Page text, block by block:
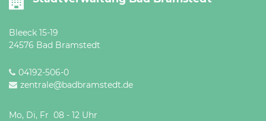
Öffnungszeiten
Vereinbarung.
Bleeck 15-19
24576 Bad Bramstedt
04192-506-0
zentrale@badbramstedt.de
Mo, Di, Fr 08 - 12 Uhr